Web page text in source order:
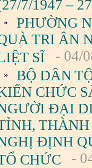
7/1947 –
PHƯỜNG
TRI ÂN
SĨ
- 04/
BỘ DÂN
CHỨC
ĐẠI
ĐỊNH
CHỨC
-